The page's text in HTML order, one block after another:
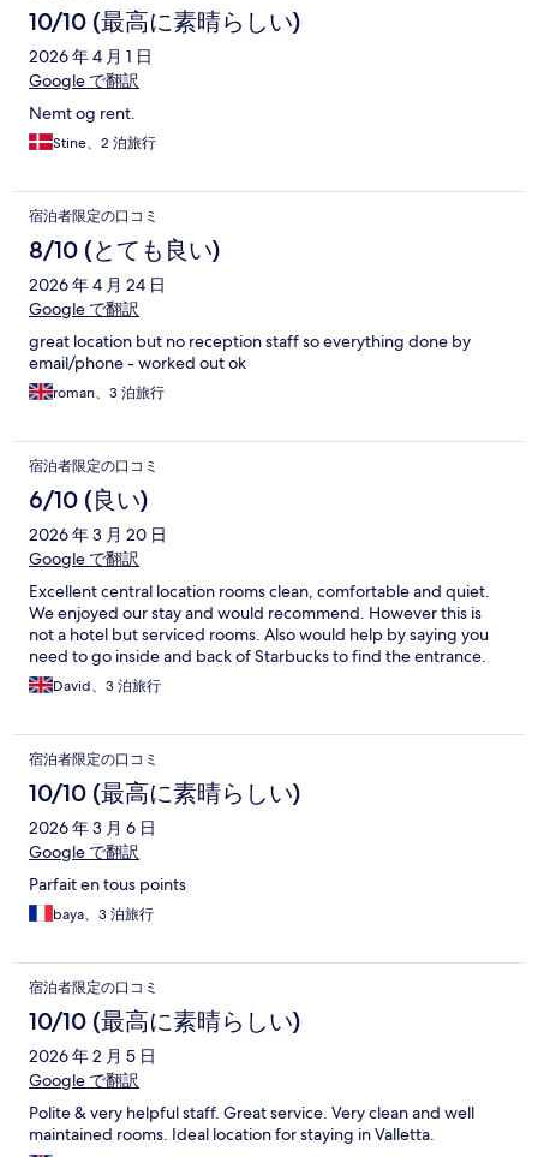
10/10 (最高に素晴らしい)
2026 年 4 月 1 日
Google で翻訳
Nemt og rent.
Stine、2 泊旅行
宿泊者限定の口コミ
8/10 (とても良い)
2026 年 4 月 24 日
Google で翻訳
great location but no reception staff so everything done by
email/phone - worked out ok
roman、3 泊旅行
宿泊者限定の口コミ
6/10 (良い)
2026 年 3 月 20 日
Google で翻訳
Excellent central location rooms clean, comfortable and quiet.
We enjoyed our stay and would recommend. However this is
not a hotel but serviced rooms. Also would help by saying you
need to go inside and back of Starbucks to find the entrance.
David、3 泊旅行
宿泊者限定の口コミ
10/10 (最高に素晴らしい)
2026 年 3 月 6 日
Google で翻訳
Parfait en tous points
baya、3 泊旅行
宿泊者限定の口コミ
10/10 (最高に素晴らしい)
2026 年 2 月 5 日
Google で翻訳
Polite & very helpful staff. Great service. Very clean and well
maintained rooms. Ideal location for staying in Valletta.